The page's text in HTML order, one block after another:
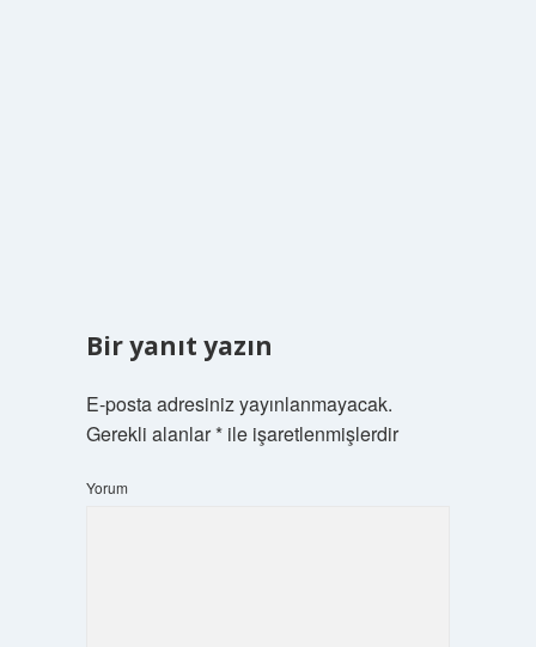
Bir yanıt yazın
E-posta adresiniz yayınlanmayacak.
Gerekli alanlar*ile işaretlenmişlerdir
Yorum